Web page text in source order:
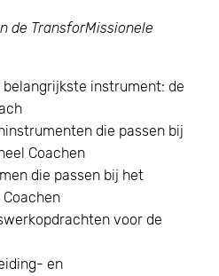
de TransforMissionele
instrument: de
die passen bij
Coachen
die passen bij het
voor de
en